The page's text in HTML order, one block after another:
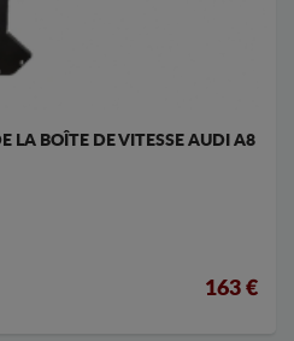
LA BOÎTE DE VITESSE AUDI A8
163 €